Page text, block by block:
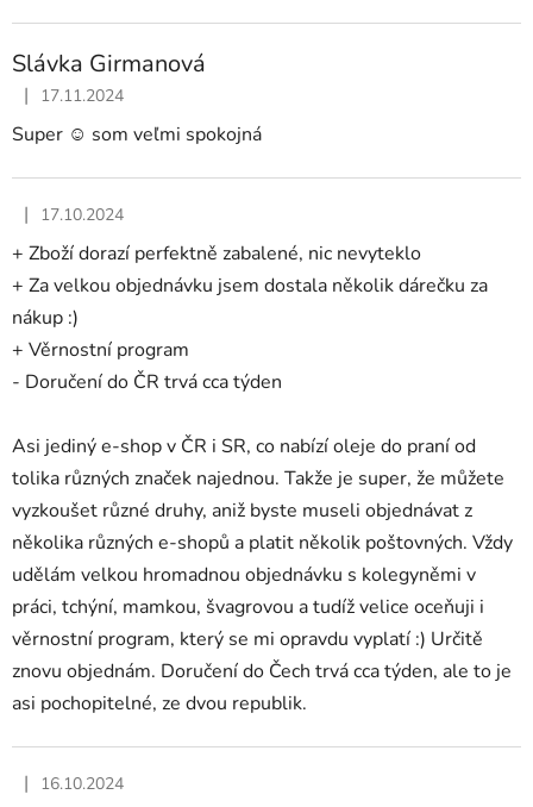
d
n
o
n
í
Slávka Girmanová
Hodnotenie obchodu je 5 z 5 hviezdičiek.
| 17.11.2024
Super ☺️ som veľmi spokojná
Hodnotenie obchodu je 5 z 5 hviezdičiek.
| 17.10.2024
+ Zboží dorazí perfektně zabalené, nic nevyteklo
+ Za velkou objednávku jsem dostala několik dárečku za
nákup :)
+ Věrnostní program
- Doručení do ČR trvá cca týden
Asi jediný e-shop v ČR i SR, co nabízí oleje do praní od
tolika různých značek najednou. Takže je super, že můžete
vyzkoušet různé druhy, aniž byste museli objednávat z
několika různých e-shopů a platit několik poštovných. Vždy
udělám velkou hromadnou objednávku s kolegyněmi v
práci, tchýní, mamkou, švagrovou a tudíž velice oceňuji i
věrnostní program, který se mi opravdu vyplatí :) Určitě
znovu objednám. Doručení do Čech trvá cca týden, ale to je
asi pochopitelné, ze dvou republik.
Hodnotenie obchodu je 5 z 5 hviezdičiek.
| 16.10.2024